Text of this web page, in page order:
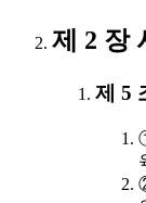
제 2 장
제 5